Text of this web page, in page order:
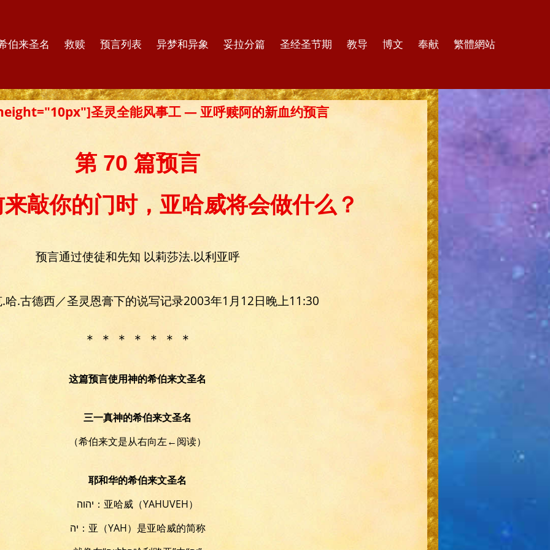
伯来圣名 救赎 预言列表 异梦和异象 妥拉分篇 圣经圣节期 教导 博文 奉献 繁體網站
圣灵全能风事工 — 亚呼赎阿的新血约预言
第 70 篇预言
敲你的门时，亚哈威将会做什么？
预言通过使徒和先知 以莉莎法.以利亚呼
哈.古德西／圣灵恩膏下的说写记录2003年1月12日晚上11:30
＊ ＊ ＊ ＊ ＊ ＊ ＊
这篇预言使用神的希伯来文圣名
三一真神的希伯来文圣名
（希伯来文是从右向左←阅读）
耶和华的希伯来文圣名
יהוה：亚哈威（YAHUVEH）
יה：亚（YAH）是亚哈威的简称